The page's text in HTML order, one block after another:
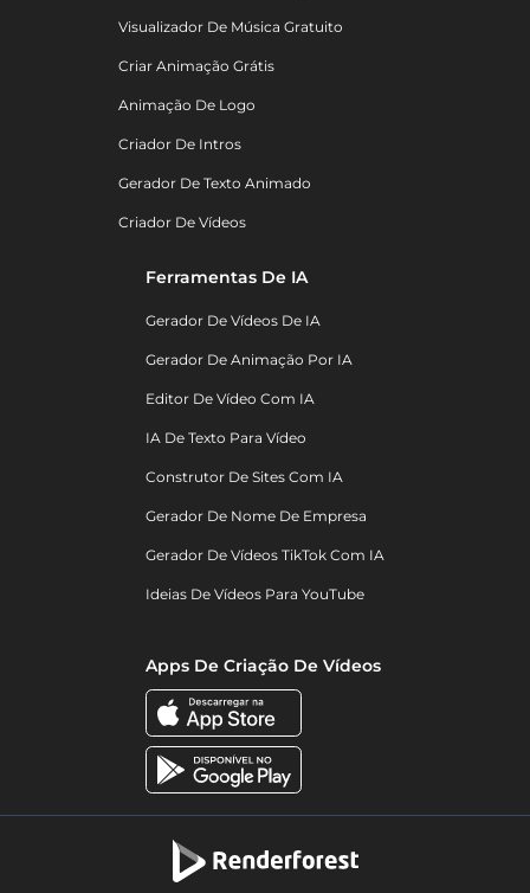
Visualizador De Música Gratuito
Criar Animação Grátis
Animação De Logo
Criador De Intros
Gerador De Texto Animado
Criador De Vídeos
Ferramentas De IA
Gerador De Vídeos De IA
Gerador De Animação Por IA
Editor De Vídeo Com IA
IA De Texto Para Vídeo
Construtor De Sites Com IA
Gerador De Nome De Empresa
Gerador De Vídeos TikTok Com IA
Ideias De Vídeos Para YouTube
Apps De Criação De Vídeos